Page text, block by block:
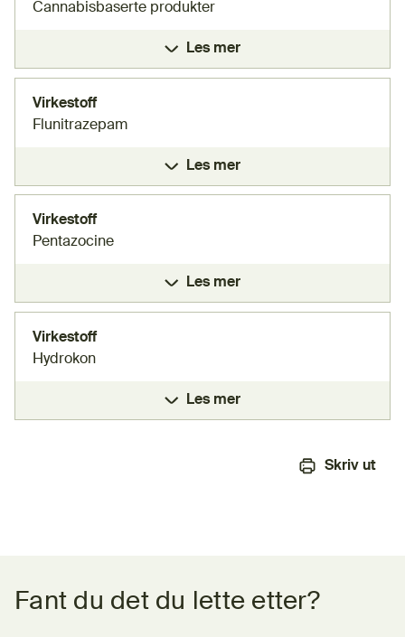
Cannabisbaserte produkter
Les mer
Virkestoff
Flunitrazepam
Les mer
Virkestoff
Pentazocine
Les mer
Virkestoff
Hydrokon
Les mer
Skriv ut
Fant du det du lette etter?